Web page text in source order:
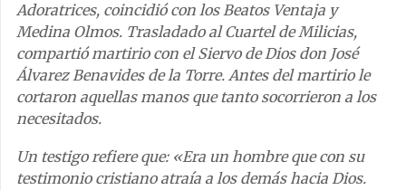
Adoratrices, coincidió con los Beatos Ventaja y
Medina Olmos. Trasladado al Cuartel de Milicias,
compartió martirio con el Siervo de Dios don José
Álvarez Benavides de la Torre. Antes del martirio le
cortaron aquellas manos que tanto socorrieron a los
necesitados.
Un testigo refiere que: «Era un hombre que con su
testimonio cristiano atraía a los demás hacia Dios.